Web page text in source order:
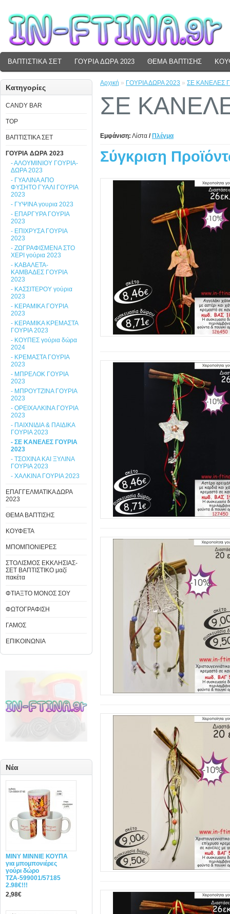
ΒΑΠΤΙΣΤΙΚΑ ΣΕΤ ΓΟΥΡΙΑ ΔΩΡΑ 2023 ΘΕΜΑ ΒΑΠΤΙΣΗΣ
Κατηγορίες
CANDY BAR
TOP
ΒΑΠΤΙΣΤΙΚΑ ΣΕΤ
ΓΟΥΡΙΑ ΔΩΡΑ 2023
- ΑΛΟΥΜΙΝΙΟΥ ΓΟΥΡΙΑ-
ΔΩΡΑ 2023
- ΓΥΑΛΙΝΑ ΑΠΟ
ΦΥΣΗΤΟ ΓΥΑΛΙ ΓΟΥΡΙΑ
2023
- ΓΥΨΙΝΑ γουρια 2023
- ΕΠΑΡΓΥΡΑ ΓΟΥΡΙΑ
2023
- ΕΠΙΧΡΥΣΑ ΓΟΥΡΙΑ
2023
- ΖΩΓΡΑΦΙΣΜΕΝΑ ΣΤΟ
ΧΕΡΙ γούρια 2023
- ΚΑΒΑΛΕΤΑ-
ΚΑΜΒΑΔΕΣ ΓΟΥΡΙΑ
2023
- ΚΑΣΣΙΤΕΡΟΥ γούρια
2023
- ΚΕΡΑΜΙΚΑ ΓΟΥΡΙΑ
2023
- ΚΕΡΑΜΙΚΑ ΚΡΕΜΑΣΤΑ
ΓΟΥΡΙΑ 2023
- ΚΟΥΠΕΣ γούρια δώρα
2024
- ΚΡΕΜΑΣΤΑ ΓΟΥΡΙΑ
2023
- ΜΠΡΕΛΟΚ ΓΟΥΡΙΑ
2023
- ΜΠΡΟΥΤΖΙΝΑ ΓΟΥΡΙΑ
2023
- ΟΡΕΙΧΑΛΚΙΝΑ ΓΟΥΡΙΑ
2023
- ΠΑΙΧΝΙΔΙΑ & ΠΑΙΔΙΚΑ
ΓΟΥΡΙΑ 2023
- ΣΕ ΚΑΝΕΛΕΣ ΓΟΥΡΙΑ
2023
- ΤΣΟΧΙΝΑ ΚΑΙ ΞΥΛΙΝΑ
ΓΟΥΡΙΑ 2023
- ΧΑΛΚΙΝΑ ΓΟΥΡΙΑ 2023
ΕΠΑΓΓΕΛΜΑΤΙΚΑ ΔΩΡΑ
2023
ΘΕΜΑ ΒΑΠΤΙΣΗΣ
ΚΟΥΦΕΤΑ
ΜΠΟΜΠΟΝΙΕΡΕΣ
ΣΤΟΛΙΣΜΟΣ ΕΚΚΛΗΣΙΑΣ-
ΣΕΤ ΒΑΠΤΙΣΤΙΚΟ μαζί
πακέτα
ΦΤΙΑΞΤΟ ΜΟΝΟΣ ΣΟΥ
ΦΩΤΟΓΡΑΦΙΣΗ
ΓΑΜΟΣ
ΕΠΙΚΟΙΝΩΝΙΑ
Νέα
MINY ΜΙΝΝΙΕ ΚΟΥΠΑ
για μπομπονιέρες
γούρι δώρο
ΤΖΑ-599001/57185
2.98€!!!
2,98€
Αρχική » ΓΟΥΡΙΑ ΔΩΡΑ 2023 » ΣΕ ΚΑΝΕΛΕΣ
ΣΕ
Εμφάνιση: Λίστα / Πλέγμα
Σύγκριση